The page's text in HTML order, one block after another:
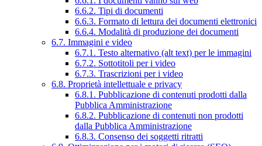
6.6.2. Tipi di documenti
6.6.3. Formato di lettura dei documenti elettronici
6.6.4. Modalità di produzione dei documenti
6.7. Immagini e video
6.7.1. Testo alternativo (alt text) per le immagini
6.7.2. Sottotitoli per i video
6.7.3. Trascrizioni per i video
6.8. Proprietà intellettuale e privacy
6.8.1. Pubblicazione di contenuti prodotti dalla
Pubblica Amministrazione
6.8.2. Pubblicazione di contenuti non prodotti
dalla Pubblica Amministrazione
6.8.3. Consenso dei soggetti ritratti